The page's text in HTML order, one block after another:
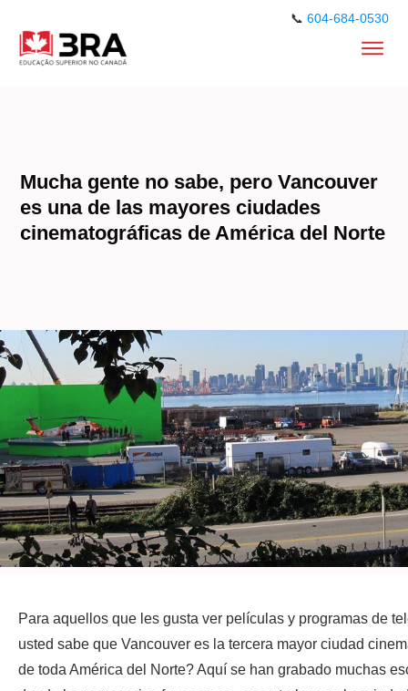
📞 604-684-0530
Mucha gente no sabe, pero Vancouver
es una de las mayores ciudades
cinematográficas de América del Norte
Para aquellos que les gusta ver películas y programas de
usted sabe que Vancouver es la tercera mayor ciudad
de toda América del Norte? Aquí se han grabado muchas